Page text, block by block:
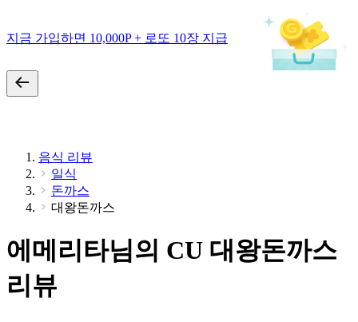
지금 가입하면 10,000P + 로또 10장 지급
음식 리뷰
일식
돈까스
대왕돈까스
에메리타님의 CU 대왕돈까스
리뷰